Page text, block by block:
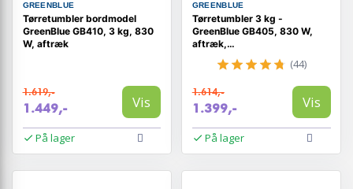
GREENBLUE
Tørretumbler bordmodel
GreenBlue GB410, 3 kg, 830
W, aftræk
1.619,-
1.449,- Vis
På lager
GREENBLUE
Tørretumbler 3 kg -
GreenBlue GB405, 830 W,
aftræk,
fritstående/vægmontering, 5
programmer
(44)
1.614,-
1.399,- Vis
På lager